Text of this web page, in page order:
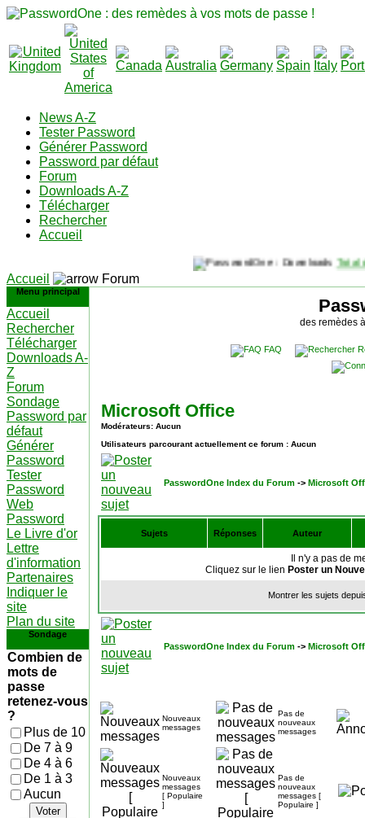
News A-Z
Tester Password
Générer Password
Password par défaut
Forum
Downloads A-Z
Télécharger
Rechercher
Accueil
Total
Accueil Forum
Menu principal
Accueil
Rechercher
Télécharger
Downloads A-
Z
Forum
Sondage
Password par
défaut
Générer
Password
Tester
Password
Web
Password
Le Livre d'or
Lettre
d'information
Partenaires
Indiquer le
site
Plan du site
Sondage
Combien de
mots de
passe
retenez-vous
?
Plus de 10
De 7 à 9
De 4 à 6
De 1 à 3
Aucun
Voter
des remèdes
FAQ
Microsoft Office
Modérateurs: Aucun
Utilisateurs parcourant actuellement ce forum : Aucun
PasswordOne Index du Forum -> Microsoft
Sujets Réponses Auteur
Il n'y a pas de
Cliquez sur le lien Poster un
Montrer les sujets
PasswordOne Index du Forum -> Microsoft
Nouveaux
messages
Pas de
nouveaux
messages
Nouveaux
messages
[ Populaire
]
Pas de
nouveaux
messages [
Populaire ]